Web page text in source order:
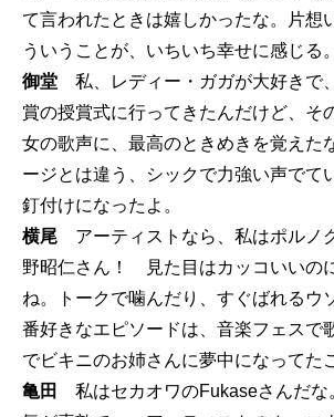
て言われたときは嬉しかったな。片想
ういうことが、いちいち幸せに感じる。
御堂 私、レディー・ガガが大好きで
賞の授賞式に行ってきたんだけど、そ
女の歌声に、最高のときめきを覚えた
ージとは違う、シックで力強い声でて
釘付けになったよ。
横尾 アーティストなら、私はポルノ
野昭仁さん！ 見た目はカッコいいの
ね。トークで噛んだり、すぐばれるウ
番好きなエピソードは、音楽フェスで
でビキニのお姉さんに夢中になってた
亀田
私はセカオワのFukaseさんだな